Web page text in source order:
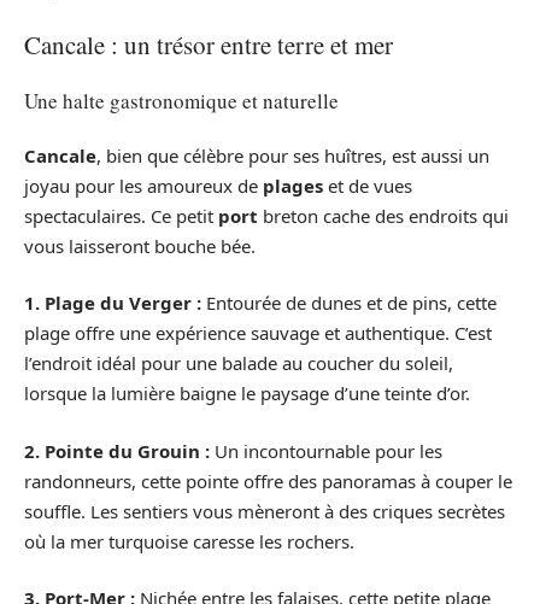
Cancale : un trésor entre terre et mer
Une halte gastronomique et naturelle
Cancale, bien que célèbre pour ses huîtres, est aussi un
joyau pour les amoureux de plages et de vues
spectaculaires. Ce petit port breton cache des endroits qui
vous laisseront bouche bée.
1. Plage du Verger : Entourée de dunes et de pins, cette
plage offre une expérience sauvage et authentique. C’est
l’endroit idéal pour une balade au coucher du soleil,
lorsque la lumière baigne le paysage d’une teinte d’or.
2. Pointe du Grouin : Un incontournable pour les
randonneurs, cette pointe offre des panoramas à couper le
souffle. Les sentiers vous mèneront à des criques secrètes
où la mer turquoise caresse les rochers.
3. Port-Mer : Nichée entre les falaises, cette petite plage